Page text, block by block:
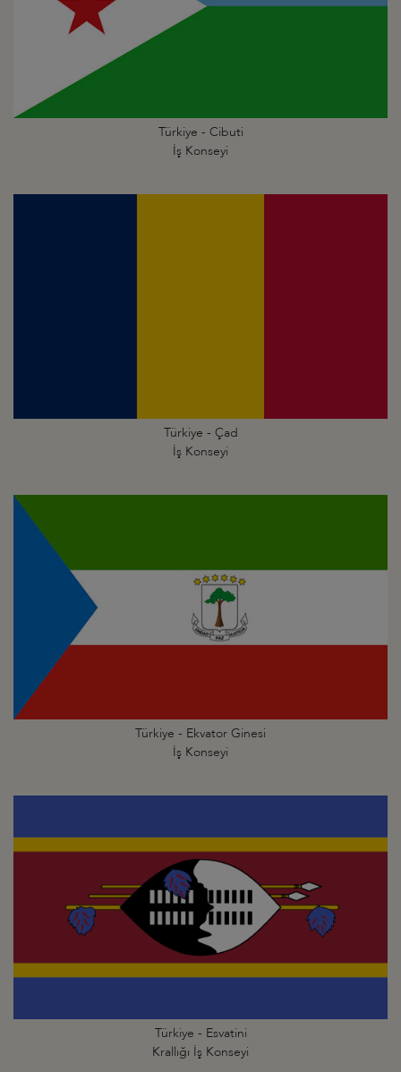
Türkiye - Cibuti
İş Konseyi
Türkiye - Çad
İş Konseyi
Türkiye - Ekvator Ginesi
İş Konseyi
Türkiye - Esvatini
Krallığı İş Konseyi